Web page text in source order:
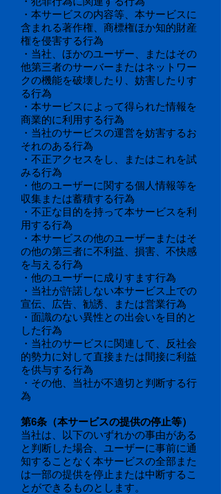
・本サービスの内容等、本サービスに
含まれる著作権、商標権ほか知的財産
権を侵害する行為
・当社、ほかのユーザー、またはその
他第三者のサーバーまたはネットワー
クの機能を破壊したり、妨害したりす
る行為
・本サービスによって得られた情報を
商業的に利用する行為
・当社のサービスの運営を妨害するお
それのある行為
・不正アクセスをし、またはこれを試
みる行為
・他のユーザーに関する個人情報等を
収集または蓄積する行為
・不正な目的を持って本サービスを利
用する行為
・本サービスの他のユーザーまたはそ
の他の第三者に不利益、損害、不快感
を与える行為
・他のユーザーに成りすます行為
・当社が許諾しない本サービス上での
宣伝、広告、勧誘、または営業行為
・面識のない異性との出会いを目的と
した行為
・当社のサービスに関連して、反社会
的勢力に対して直接または間接に利益
を供与する行為
・その他、当社が不適切と判断する行
為
第6条（本サービスの提供の停止等）
当社は、以下のいずれかの事由がある
と判断した場合、ユーザーに事前に通
知することなく本サービスの全部また
は一部の提供を停止または中断するこ
とができるものとします。